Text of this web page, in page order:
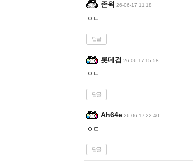
존윅 26-06-17 11:18
ㅇㄷ
답글
롯데검 26-06-17 15:58
ㅇㄷ
답글
Ah64e 26-06-17 22:40
ㅇㄷ
답글